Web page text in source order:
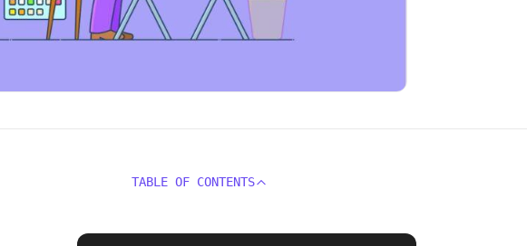
TABLE OF CONTENTS